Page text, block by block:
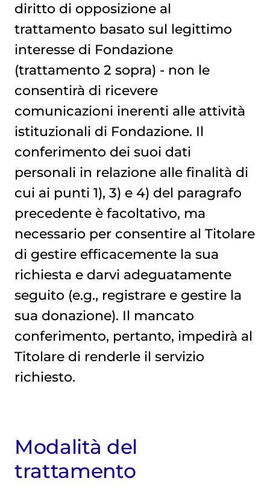
diritto di opposizione al
trattamento basato sul legittimo
interesse di Fondazione
(trattamento 2 sopra) - non le
consentirà di ricevere
comunicazioni inerenti alle attività
istituzionali di Fondazione. Il
conferimento dei suoi dati
personali in relazione alle finalità di
cui ai punti 1), 3) e 4) del paragrafo
precedente è facoltativo, ma
necessario per consentire al Titolare
di gestire efficacemente la sua
richiesta e darvi adeguatamente
seguito (e.g., registrare e gestire la
sua donazione). Il mancato
conferimento, pertanto, impedirà al
Titolare di renderle il servizio
richiesto.
Modalità del
trattamento